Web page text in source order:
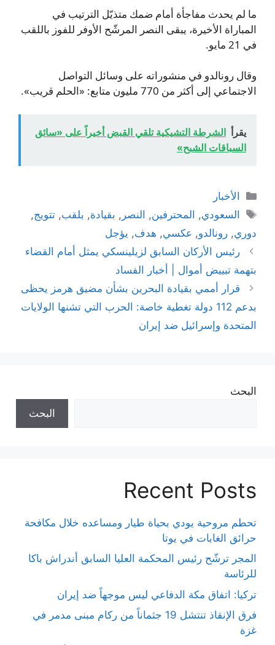
ما لم يحدث مفاجأة أمام ضمك متذيّل الترتيب في
المباراة الأخيرة، يبقى النصر المرشّح الأوفر للفوز باللقب
في 21 مايو.
وقال رونالدو في منشوراته على وسائل التواصل
الاجتماعي إلى أكثر من 770 مليون متابع: «الحلم قريب».
يقرأ الشرطة التشيكية تلقي القبض أخيراً على «سائق
السباقات الشبح»
التصنيفات
الأخبار
الوسوم
السعودي, المحترفين, النصر , بقيادة, بلقب,تتويج,
دوري, رونالدو, عكسي, هدف, يؤجل
رئيس الأركان السابق لزيلينسكي يمثل أمام القضاء
بتهمة تبييض أموال | أخبار الفساد
قرار أممي بقيادة البحرين بشأن مضيق هرمز يحظى
بدعم 112 دولة تغطية خاصة: الحرب التي تشنها الولايات
المتحدة وإسرائيل ضد إيران
البحث
البحث
Recent Posts
تحطم مروحية يودي بحياة طيار ومساعده خلال مكافحة
حرائق الغابات في يوتا
المجر ترشّح رئيس المحكمة العليا السابق أندراش باكا
للرئاسة
تركيا: اتفاق مكة الدفاعي ليس موجهاً ضد إيران
فرق الإنقاذ تنتشل 19 جثماناً من ركام مبنى مدمر في
غزة